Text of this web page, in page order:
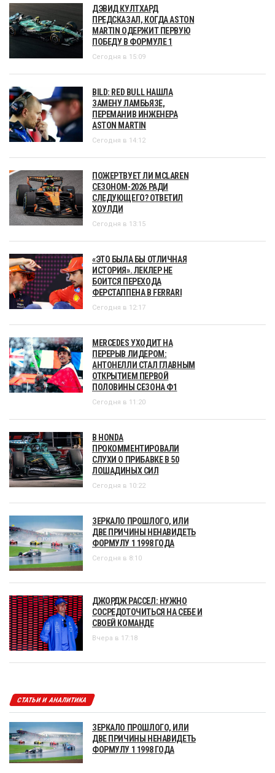
ДЭВИД КУЛТХАРД
ПРЕДСКАЗАЛ, КОГДА ASTON
MARTIN ОДЕРЖИТ ПЕРВУЮ
ПОБЕДУ В ФОРМУЛЕ 1
Сегодня в 15:09
BILD: RED BULL НАШЛА
ЗАМЕНУ ЛАМБЬЯЗЕ,
ПЕРЕМАНИВ ИНЖЕНЕРА
ASTON MARTIN
Сегодня в 14:12
ПОЖЕРТВУЕТ ЛИ MCLAREN
СЕЗОНОМ-2026 РАДИ
СЛЕДУЮЩЕГО? ОТВЕТИЛ
ХОУЛДИ
Сегодня в 13:15
«ЭТО БЫЛА БЫ ОТЛИЧНАЯ
ИСТОРИЯ». ЛЕКЛЕР НЕ
БОИТСЯ ПЕРЕХОДА
ФЕРСТАППЕНА В FERRARI
Сегодня в 12:17
MERCEDES УХОДИТ НА
ПЕРЕРЫВ ЛИДЕРОМ:
АНТОНЕЛЛИ СТАЛ ГЛАВНЫМ
ОТКРЫТИЕМ ПЕРВОЙ
ПОЛОВИНЫ СЕЗОНА Ф1
Сегодня в 11:20
В HONDA
ПРОКОММЕНТИРОВАЛИ
СЛУХИ О ПРИБАВКЕ В 50
ЛОШАДИНЫХ СИЛ
Сегодня в 10:22
ЗЕРКАЛО ПРОШЛОГО, ИЛИ
ДВЕ ПРИЧИНЫ НЕНАВИДЕТЬ
ФОРМУЛУ 1 1998 ГОДА
Сегодня в 8:10
ДЖОРДЖ РАССЕЛ: НУЖНО
СОСРЕДОТОЧИТЬСЯ НА СЕБЕ И
СВОЕЙ КОМАНДЕ
Вчера в 17:18
СТАТЬИ И АНАЛИТИКА
ЗЕРКАЛО ПРОШЛОГО, ИЛИ
ДВЕ ПРИЧИНЫ НЕНАВИДЕТЬ
ФОРМУЛУ 1 1998 ГОДА